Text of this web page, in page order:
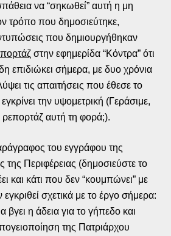
να “σηκωθεί” αυτή η μη
τρόπο που δημοσιεύτηκε,
που δημιουργήθηκαν
στην εφημερίδα “Κόντρα” ότι
επιδιώκει σήμερα, με δυο χρόνια
τις απαιτήσεις που έθεσε το
την υψομετρική (Γεράσιμε,
ρεπορτάζ αυτή τη φορά;).
του εγγράφου της
Περιφέρειας (δημοσιεύστε το
και κάτι που δεν “κουμπώνει” με
σχετικά με το έργο σήμερα:
βγει η άδεια για το γήπεδο και
της Πατριάρχου